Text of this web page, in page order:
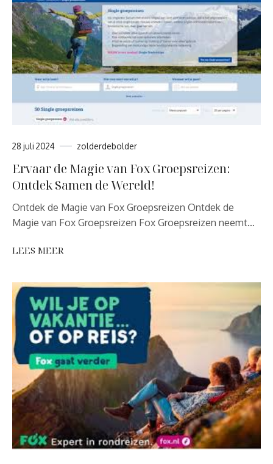
28 juli 2024 zolderdebolder
Ervaar de Magie van Fox Groepsreizen:
Ontdek Samen de Wereld!
Ontdek de Magie van Fox Groepsreizen Ontdek de
Magie van Fox Groepsreizen Fox Groepsreizen neemt…
LEES MEER